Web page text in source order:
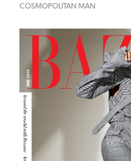
COSMOPOLITAN MAN